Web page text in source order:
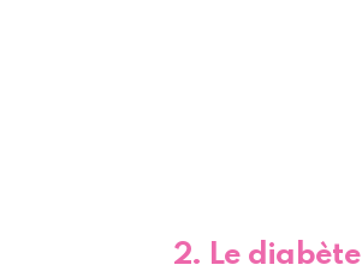
2. Le diabète